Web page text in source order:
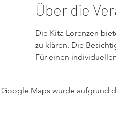
Über die
Die Kita Lorenzen
zu klären. Die
Für einen
Google Maps wurde aufgrund